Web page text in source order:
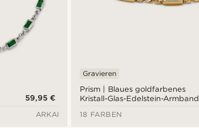
59,95 €
ARKAI
Prism | Blaues goldfarbenes
Kristall-Glas-Edelstein-Armband
Gravieren
18 FARBEN